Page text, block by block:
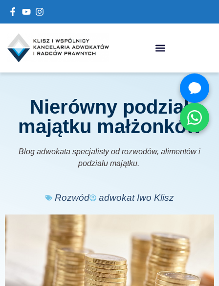
Nierówny podział
majątku małżonków
Blog adwokata specjalisty od rozwodów, alimentów i
podziału majątku.
Rozwód adwokat Iwo Klisz